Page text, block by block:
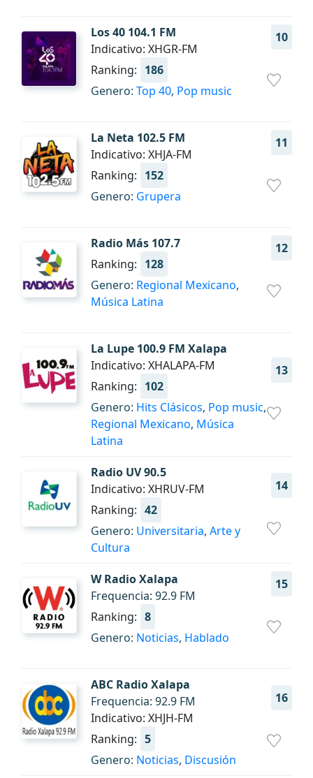
Los 40 104.1 FM 10
Indicativo: XHGR-FM
Ranking: 186
Genero: Top 40, Pop music
La Neta 102.5 FM 11
Indicativo: XHJA-FM
Ranking: 152
Genero: Grupera
Radio Más 107.7
12
Ranking: 128
Genero: Regional Mexicano,
Música Latina
La Lupe 100.9 FM Xalapa
13
Indicativo: XHALAPA-FM
Ranking: 102
Genero: Hits Clásicos, Pop music,
Regional Mexicano, Música
Latina
Radio UV 90.5
14
Indicativo: XHRUV-FM
Ranking: 42
Genero: Universitaria, Arte y
Cultura
W Radio Xalapa 15
Frequencia: 92.9 FM
Ranking: 8
Genero: Noticias, Hablado
ABC Radio Xalapa
16
Frequencia: 92.9 FM
Indicativo: XHJH-FM
Ranking: 5
Genero: Noticias, Discusión